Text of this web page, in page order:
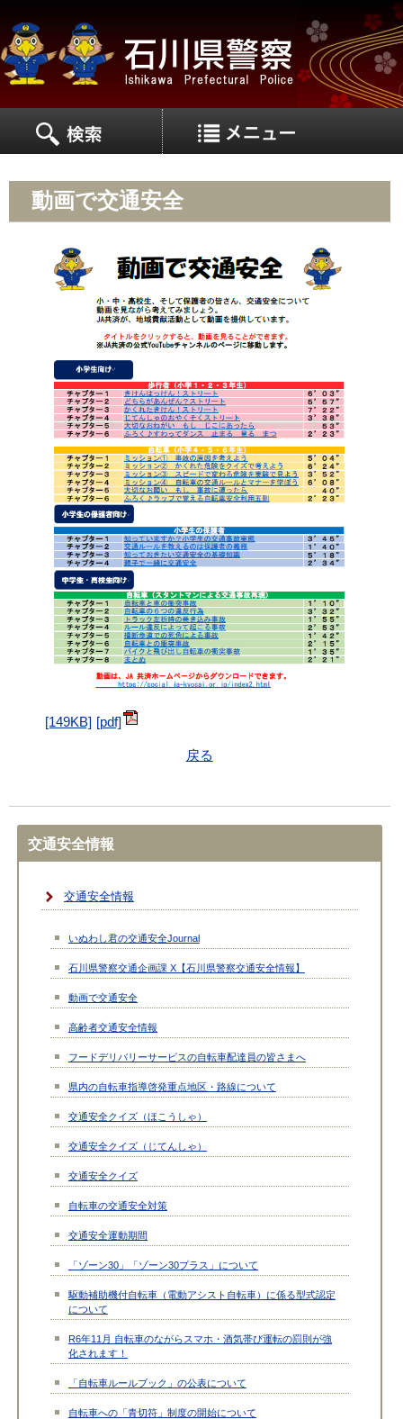
動画で交通安全
[149KB]
戻る
交通安全情報
交通安全情報
いぬわし君の交通安全Journal
石川県警察交通企画課 X【石川県警察交通安全情報】
動画で交通安全
高齢者交通安全情報
フードデリバリーサービスの自転車配達員の皆さまへ
県内の自転車指導啓発重点地区・路線について
交通安全クイズ（ほこうしゃ）
交通安全クイズ（じてんしゃ）
交通安全クイズ
自転車の交通安全対策
交通安全運動期間
「ゾーン30」「ゾーン30プラス」について
駆動補助機付自転車（電動アシスト自転車）に係る型式認定
について
R6年11月 自転車のながらスマホ・酒気帯び運転の罰則が強
化されます！
「自転車ルールブック」の公表について
自転車への「青切符」制度の開始について